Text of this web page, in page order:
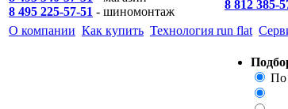
8 495 225-57-51 - шиномонтаж
8 812 385-
О компании Как купить Технология run flat
По